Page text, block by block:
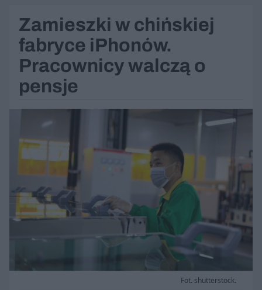
Zamieszki w chińskiej
fabryce iPhonów.
Pracownicy walczą o
pensje
Fot. shutterstock.